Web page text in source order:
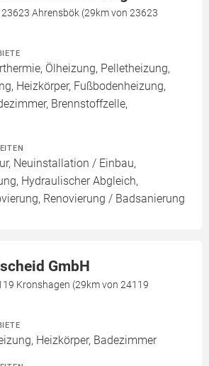
Ahrensbök (29km von 23623
Ölheizung, Pelletheizung,
Heizkörper, Fußbodenheizung,
Brennstoffzelle,
Neuinstallation / Einbau,
Hydraulischer Abgleich,
Renovierung / Badsanierung
GmbH
Kronshagen (29km von 24119
Heizkörper, Badezimmer